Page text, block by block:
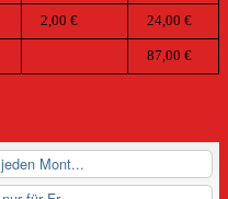
2,00 € 24,00 €
87,00 €
Mont...